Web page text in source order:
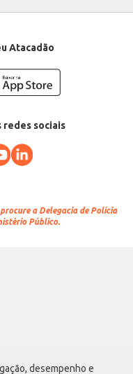
desempenho e
Atacadão
redes sociais
a Delegacia de Polícia
Público.